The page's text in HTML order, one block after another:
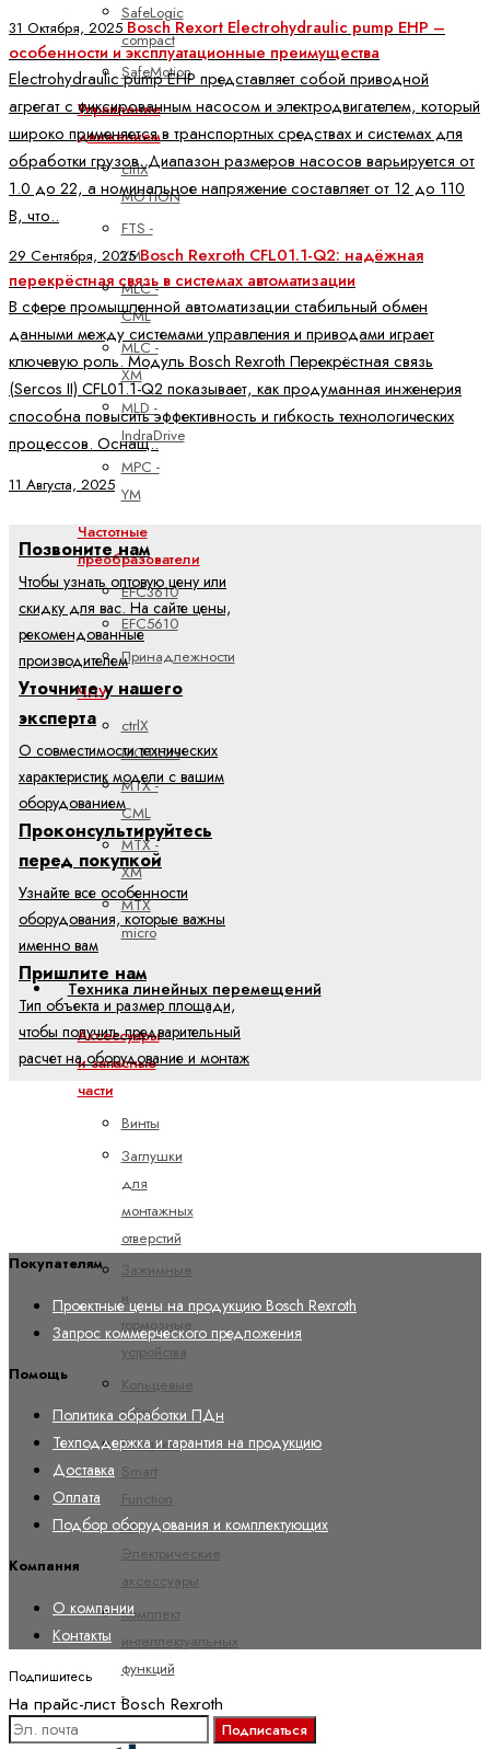
SafeLogic
compact
SafeMotion
Управление
движением
ctrlX
MOTION
FTS -
YM
MLC -
CML
MLC -
XM
MLD -
IndraDrive
MPC -
YM
Частотные
преобразователи
EFC3610
EFC5610
Принадлежности
ЧПУ
ctrlX
MOTION
MTX -
CML
MTX -
XM
MTX
micro
Техника линейных перемещений
Аксессуары
и запасные
части
Винты
Заглушки
для
монтажных
отверстий
Зажимные
и
тормозные
устройства
Кольцевые
гайки
Комплект
Smart
Function
Kit -
Электрические
аксессуары
Комплект
интеллектуальных
функций
-
компоненты
31 Октября, 2025 Bosch Rexort Electrohydraulic pump EHP –
особенности и эксплуатационные преимущества
Electrohydraulic pump EHP представляет собой приводной
агрегат с фиксированным насосом и электродвигателем, который
широко применяется в транспортных средствах и системах для
обработки грузов. Диапазон размеров насосов варьируется от
1.0 до 22, а номинальное напряжение составляет от 12 до 110
В, что..
29 Сентября, 2025Bosch Rexroth CFL01.1-Q2: надёжная
перекрёстная связь в системах автоматизации
В сфере промышленной автоматизации стабильный обмен
данными между системами управления и приводами играет
ключевую роль. Модуль Bosch Rexroth Перекрёстная связь
(Sercos II) CFL01.1-Q2 показывает, как продуманная инженерия
способна повысить эффективность и гибкость технологических
процессов. Оснащ..
11 Августа, 2025
Позвоните нам
Чтобы узнать оптовую цену или
скидку для вас. На сайте цены,
рекомендованные
производителем
Уточните у нашего
эксперта
О совместимости технических
характеристик модели с вашим
оборудованием
Проконсультируйтесь
перед покупкой
Узнайте все особенности
оборудования, которые важны
именно вам
Пришлите нам
Тип объекта и размер площади,
чтобы получить предварительный
расчет на оборудование и монтаж
Покупателям
Проектные цены на продукцию Bosch Rexroth
Запрос коммерческого предложения
Помощь
Политика обработки ПДн
Техподдержка и гарантия на продукцию
Доставка
Оплата
Подбор оборудования и комплектующих
Компания
О компании
Контакты
Подпишитесь
На прайс-лист Bosch Rexroth
Подписаться